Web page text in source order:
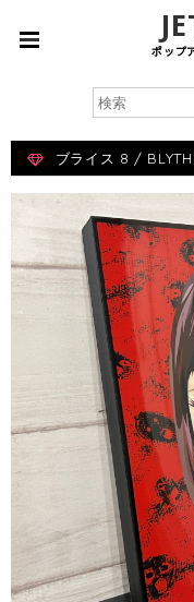
ポップ
ブライス 8 /